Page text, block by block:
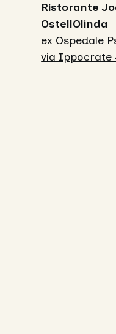
Ristorante
OstellOlinda
ex Ospedale
via Ippocrate